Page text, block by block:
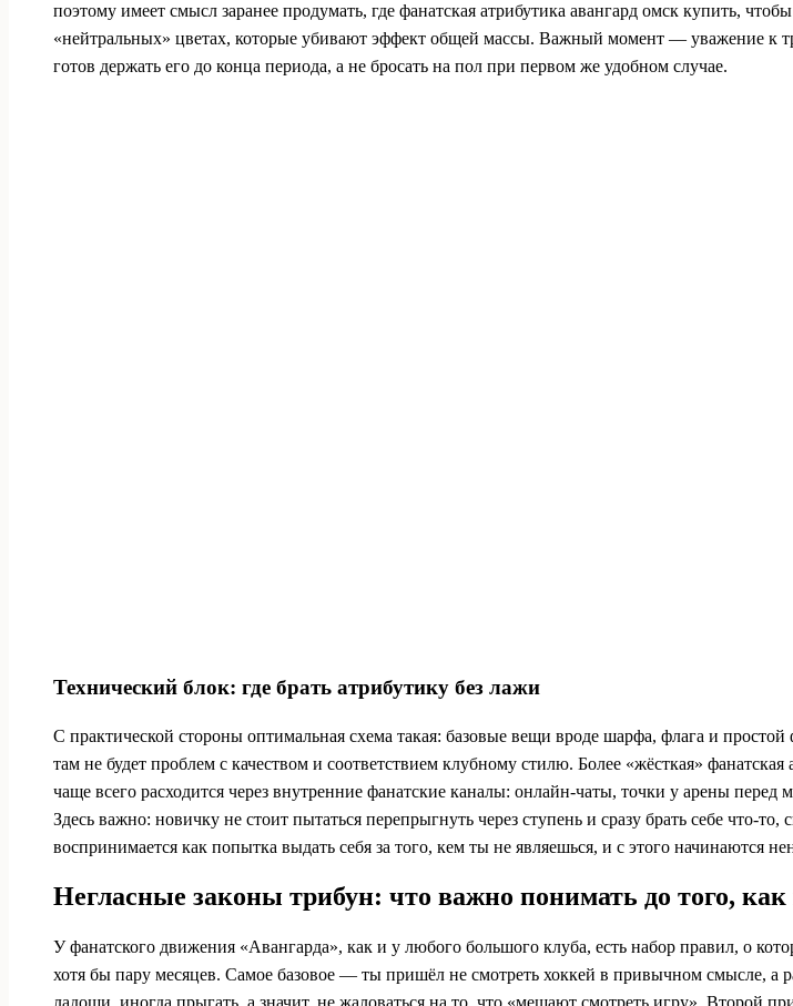
поэтому имеет смысл заранее продумать, где фанатская атрибутика авангард омск купить,
«нейтральных» цветах, которые убивают эффект общей массы. Важный момент — уважение к
готов держать его до конца периода, а не бросать на пол при первом же удобном случае.
Технический блок: где брать атрибутику без лажи
С практической стороны оптимальная схема такая: базовые вещи вроде шарфа, флага и
там не будет проблем с качеством и соответствием клубному стилю. Более «жёсткая»
чаще всего расходится через внутренние фанатские каналы: онлайн-чаты, точки у арены
Здесь важно: новичку не стоит пытаться перепрыгнуть через ступень и сразу брать себе что-
воспринимается как попытка выдать себя за того, кем ты не являешься, и с этого начинаются
Негласные законы трибун: что важно понимать до того, как
У фанатского движения «Авангарда», как и у любого большого клуба, есть набор правил, о
хотя бы пару месяцев. Самое базовое — ты пришёл не смотреть хоккей в привычном смысле, а
ладоши, иногда прыгать, а значит, не жаловаться на то, что «мешают смотреть игру». Второй